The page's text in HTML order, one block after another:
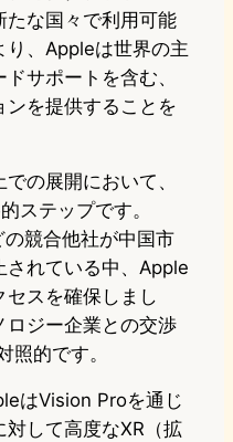
たな国々で利用可能
り、Appleは世界の主
サポートを含む、
を提供することを
の展開において、
ステップです。
競合他社が中国市
されている中、Apple
スを確保しまし
ロジー企業との交渉
照的です。
はVision Proを通じ
して高度なXR（拡